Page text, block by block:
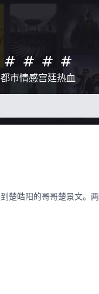
都市情感宫廷热血
楚皓阳的哥哥楚景文。